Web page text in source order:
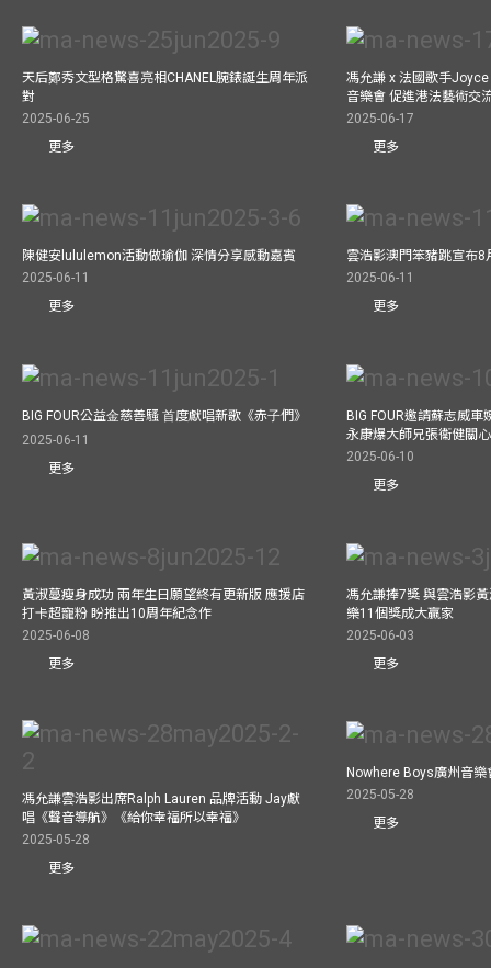
天后鄭秀文型格驚喜亮相CHANEL腕錶誕生周年派
對
2025-06-25
更多
馮允謙 x 法國歌手
音樂會 促進港法藝術交
2025-06-17
更多
陳健安lululemon活動做瑜伽 深情分享感動嘉賓
2025-06-11
更多
雲浩影澳門笨豬跳宣布8
2025-06-11
更多
BIG FOUR公益⾦慈善騷 ⾸度獻唱新歌《赤⼦們》
2025-06-11
更多
BIG FOUR邀請蘇志威
永康爆大師兄張衞健關
2025-06-10
更多
黃淑蔓瘦身成功 兩年生日願望終有更新版 應援店
打卡超寵粉 盼推出10周年紀念作
2025-06-08
更多
馮允謙捧7獎 與雲浩影
樂11個獎成大贏家
2025-06-03
更多
馮允謙雲浩影出席Ralph Lauren 品牌活動 Jay獻
唱《聲音導航》《給你幸福所以幸福》
2025-05-28
更多
Nowhere Boys廣州音
2025-05-28
更多